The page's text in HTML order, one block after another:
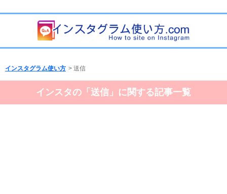
インスタグラム使い方 > 送信
インスタの「送信」に関する記事一覧